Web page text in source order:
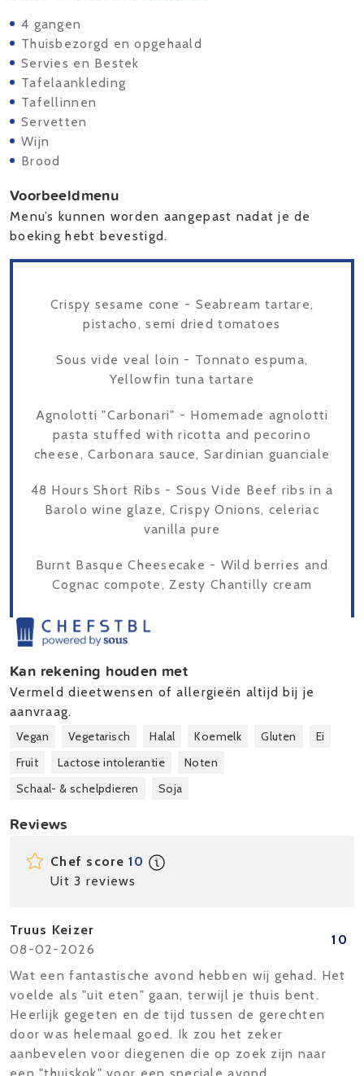
4 gangen
Thuisbezorgd en opgehaald
Servies en Bestek
Tafelaankleding
Tafellinnen
Servetten
Wijn
Brood
Voorbeeldmenu
Menu’s kunnen worden aangepast nadat je de
boeking hebt bevestigd.
Crispy sesame cone - Seabream tartare,
pistacho, semi dried tomatoes
Sous vide veal loin - Tonnato espuma,
Yellowfin tuna tartare
Agnolotti "Carbonari" - Homemade agnolotti
pasta stuffed with ricotta and pecorino
cheese, Carbonara sauce, Sardinian guanciale
48 Hours Short Ribs - Sous Vide Beef ribs in a
Barolo wine glaze, Crispy Onions, celeriac
vanilla pure
Burnt Basque Cheesecake - Wild berries and
Cognac compote, Zesty Chantilly cream
Kan rekening houden met
Vermeld dieetwensen of allergieën altijd bij je
aanvraag.
Vegan Vegetarisch Halal Koemelk Gluten
Ei
Fruit
Lactose intolerantie
Noten
Schaal- & schelpdieren
Soja
Reviews
Chef score10
Uit 3 reviews
Truus Keizer
08-02-2026
10
Wat een fantastische avond hebben wij gehad. Het
voelde als "uit eten" gaan, terwijl je thuis bent.
Heerlijk gegeten en de tijd tussen de gerechten
door was helemaal goed. Ik zou het zeker
aanbevelen voor diegenen die op zoek zijn naar